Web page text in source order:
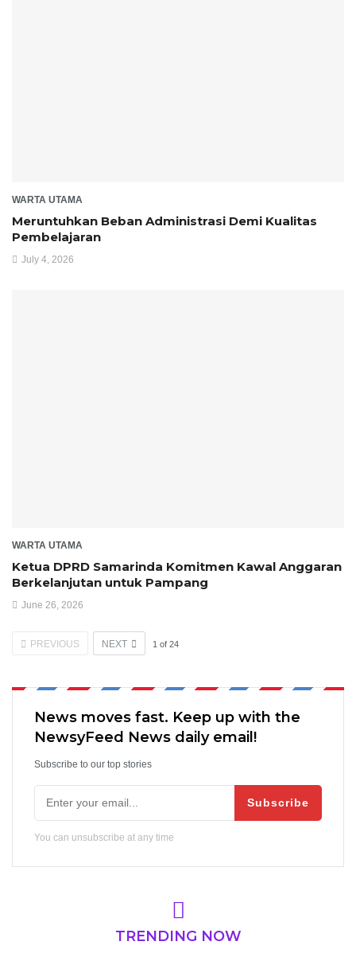
WARTA UTAMA
Meruntuhkan Beban Administrasi Demi Kualitas
Pembelajaran
July 4, 2026
WARTA UTAMA
Ketua DPRD Samarinda Komitmen Kawal Anggaran
Berkelanjutan untuk Pampang
June 26, 2026
PREVIOUS NEXT 1 of 24
News moves fast. Keep up with the
NewsyFeed News daily email!
Subscribe to our top stories
Subscribe
You can unsubscribe at any time
TRENDING NOW